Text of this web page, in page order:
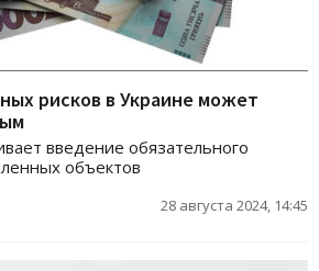
рисков в Украине может
введение обязательного
объектов
28 августа 2024, 14:45